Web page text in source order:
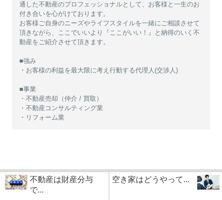
通した不動産のプロフェッショナルとして、お客様と一生のお
付き合いを心がけております。
お客様ご自身のニーズやライフスタイルを一緒にご相談させて
頂きながら、ここでいいより『ここがいい！』と納得のいく不
動産をご紹介させて頂きます。
■強み
・お客様の利益を最大限に考え行動する代理人(交渉人)
■事業
・不動産売却（仲介 / 買取）
・不動産コンサルティング業
・リフォーム業
不動産は財産分与
で...
空き家はどうやって...